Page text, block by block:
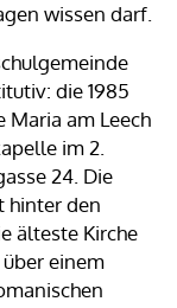
wissen darf.
die 1985
Maria am Leech
im 2.
24. Die
hinter den
älteste Kirche
einem